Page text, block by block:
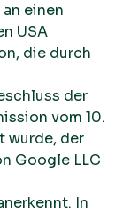
einen
USA
die durch
der
vom 10.
wurde, der
Google LLC
In